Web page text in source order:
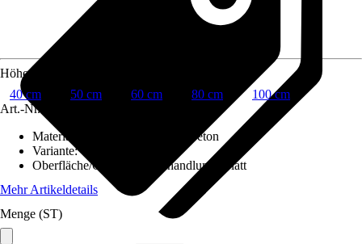
Höhe
40 cm
50 cm 60 cm 80 cm
100 cm
Art.-Nr.
Materialspezifizierung
Normalbeton
Variante:Unbewehrt
Oberfläche/Oberflächenbehandlung
Glatt
Mehr Artikeldetails
Menge (ST)